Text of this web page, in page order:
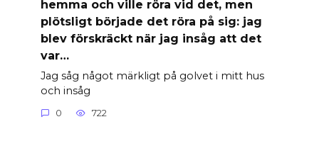
hemma och ville röra vid det, men
plötsligt började det röra på sig: jag
blev förskräckt när jag insåg att det
var…
Jag såg något märkligt på golvet i mitt hus
och insåg
0 722